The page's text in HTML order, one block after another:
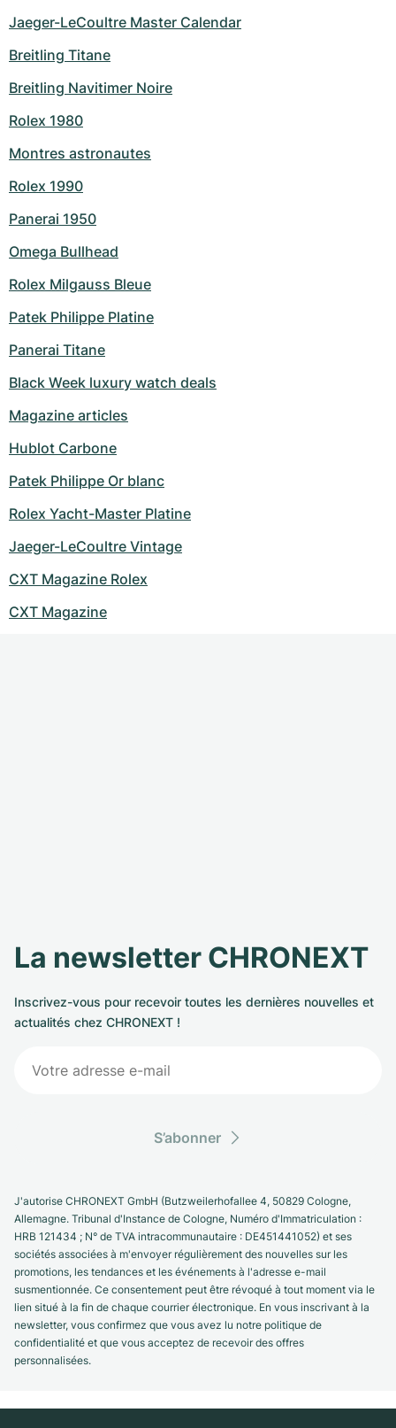
Jaeger-LeCoultre Master Calendar
Breitling Titane
Breitling Navitimer Noire
Rolex 1980
Montres astronautes
Rolex 1990
Panerai 1950
Omega Bullhead
Rolex Milgauss Bleue
Patek Philippe Platine
Panerai Titane
Black Week luxury watch deals
Magazine articles
Hublot Carbone
Patek Philippe Or blanc
Rolex Yacht-Master Platine
Jaeger-LeCoultre Vintage
CXT Magazine Rolex
CXT Magazine
La newsletter CHRONEXT
Inscrivez-vous pour recevoir toutes les dernières nouvelles et
actualités chez CHRONEXT !
S’abonner
J'autorise CHRONEXT GmbH (Butzweilerhofallee 4, 50829 Cologne,
Allemagne. Tribunal d'Instance de Cologne, Numéro d'Immatriculation :
HRB 121434 ; N° de TVA intracommunautaire : DE451441052) et ses
sociétés associées à m'envoyer régulièrement des nouvelles sur les
promotions, les tendances et les événements à l'adresse e-mail
susmentionnée. Ce consentement peut être révoqué à tout moment via le
lien situé à la fin de chaque courrier électronique. En vous inscrivant à la
newsletter, vous confirmez que vous avez lu notre politique de
confidentialité et que vous acceptez de recevoir des offres
personnalisées.